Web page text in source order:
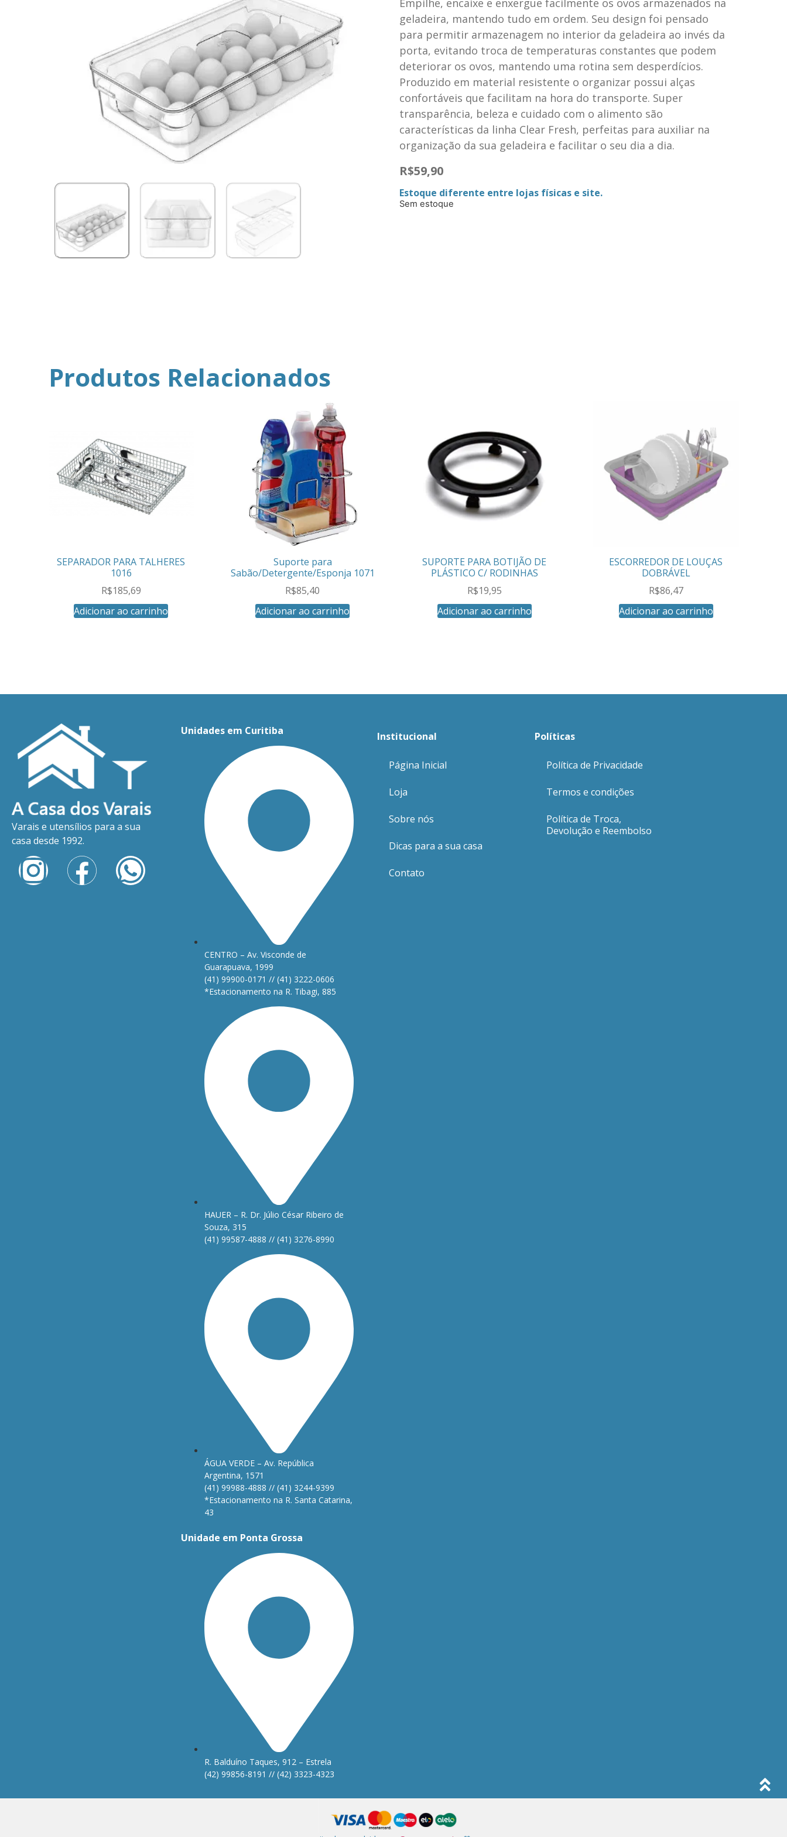
Empilhe, encaixe e enxergue facilmente os ovos armazenados na
geladeira, mantendo tudo em ordem. Seu design foi pensado
para permitir armazenagem no interior da geladeira ao invés da
porta, evitando troca de temperaturas constantes que podem
deteriorar os ovos, mantendo uma rotina sem desperdícios.
Produzido em material resistente o organizar possui alças
confortáveis que facilitam na hora do transporte. Super
transparência, beleza e cuidado com o alimento são
características da linha Clear Fresh, perfeitas para auxiliar na
organização da sua geladeira e facilitar o seu dia a dia.
R$59,90
Estoque diferente entre lojas físicas e site.
Sem estoque
Produtos Relacionados
SEPARADOR PARA TALHERES
1016
R$185,69
Adicionar ao carrinho
Suporte para
Sabão/Detergente/Esponja 1071
R$85,40
Adicionar ao carrinho
SUPORTE PARA BOTIJÃO DE
PLÁSTICO C/ RODINHAS
R$19,95
Adicionar ao carrinho
ESCORREDOR DE LOUÇAS
DOBRÁVEL
R$86,47
Adicionar ao carrinho
Varais e utensílios para a sua
casa desde 1992.
Unidades em Curitiba
CENTRO – Av. Visconde de
Guarapuava, 1999
(41) 99900-0171 // (41) 3222-0606
*Estacionamento na R. Tibagi, 885
HAUER – R. Dr. Júlio César Ribeiro de
Souza, 315
(41) 99587-4888 // (41) 3276-8990
ÁGUA VERDE – Av. República
Argentina, 1571
(41) 99988-4888 // (41) 3244-9399
*Estacionamento na R. Santa Catarina,
43
Unidade em Ponta Grossa
R. Balduíno Taques, 912 – Estrela
(42) 99856-8191 // (42) 3323-4323
Institucional
Página Inicial
Loja
Sobre nós
Dicas para a sua casa
Contato
Políticas
Política de Privacidade
Termos e condições
Política de Troca,
Devolução e Reembolso